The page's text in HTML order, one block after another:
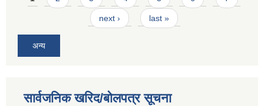
next › last »
अन्य
सार्वजनिक खरिद/बोलपत्र सूचना